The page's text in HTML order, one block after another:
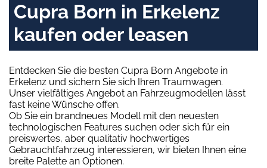
Cupra Born in Erkelenz
kaufen oder leasen
Entdecken Sie die besten Cupra Born Angebote in
Erkelenz und sichern Sie sich Ihren Traumwagen.
Unser vielfältiges Angebot an Fahrzeugmodellen lässt
fast keine Wünsche offen.
Ob Sie ein brandneues Modell mit den neuesten
technologischen Features suchen oder sich für ein
preiswertes, aber qualitativ hochwertiges
Gebrauchtfahrzeug interessieren, wir bieten Ihnen eine
breite Palette an Optionen.